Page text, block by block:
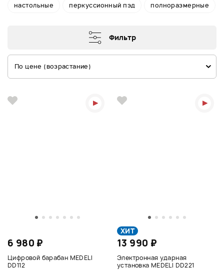
настольные перкуссионный пэд полноразмерные
Фильтр
По цене (возрастание)
6 980 ₽
Цифровой барабан MEDELI
DD112
ХИТ
13 990 ₽
Электронная ударная
установка MEDELI DD221